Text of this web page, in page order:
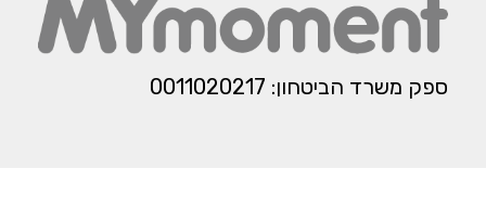
ספק משרד הביטחון: 0011020217​​